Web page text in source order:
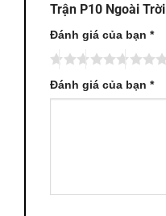
Trận P10 Ngoài
Đánh giá của bạn *
Đánh giá của bạn *